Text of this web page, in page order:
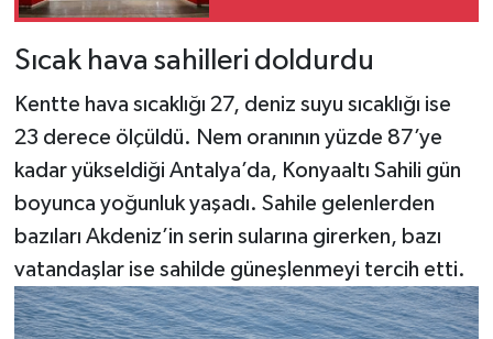
Sıcak hava sahilleri doldurdu
Kentte hava sıcaklığı 27, deniz suyu sıcaklığı ise
23 derece ölçüldü. Nem oranının yüzde 87’ye
kadar yükseldiği Antalya’da, Konyaaltı Sahili gün
boyunca yoğunluk yaşadı. Sahile gelenlerden
bazıları Akdeniz’in serin sularına girerken, bazı
vatandaşlar ise sahilde güneşlenmeyi tercih etti.